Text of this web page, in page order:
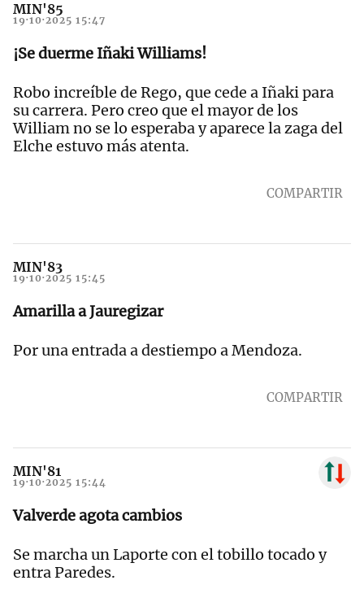
MIN'85
19·10·2025 15:47
¡Se duerme Iñaki Williams!
Robo increíble de Rego, que cede a Iñaki para
su carrera. Pero creo que el mayor de los
William no se lo esperaba y aparece la zaga del
Elche estuvo más atenta.
COMPARTIR
MIN'83
19·10·2025 15:45
Amarilla a Jauregizar
Por una entrada a destiempo a Mendoza.
COMPARTIR
MIN'81
19·10·2025 15:44
Valverde agota cambios
Se marcha un Laporte con el tobillo tocado y
entra Paredes.